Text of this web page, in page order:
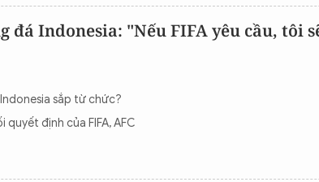
đá Indonesia: "Nếu FIFA yêu cầu, tôi
sắp từ chức?
quyết định của FIFA, AFC